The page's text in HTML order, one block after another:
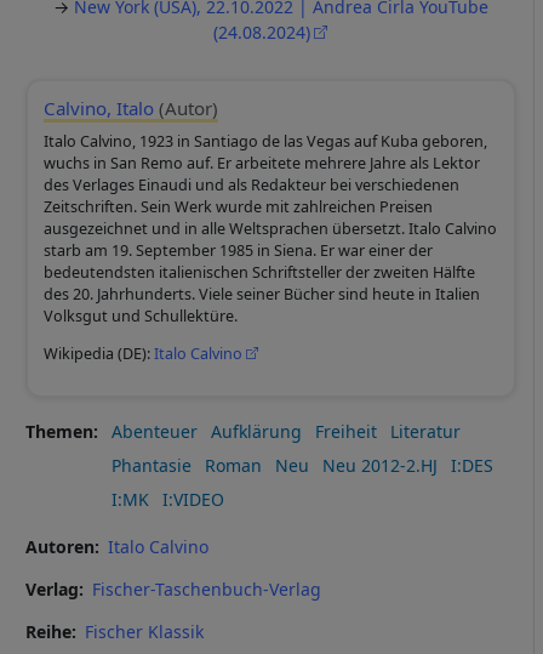
→ New York (USA), 22.10.2022 | Andrea Cirla YouTube
(24.08.2024)
Calvino, Italo (Autor)
Italo Calvino, 1923 in Santiago de las Vegas auf Kuba geboren,
wuchs in San Remo auf. Er arbeitete mehrere Jahre als Lektor
des Verlages Einaudi und als Redakteur bei verschiedenen
Zeitschriften. Sein Werk wurde mit zahlreichen Preisen
ausgezeichnet und in alle Weltsprachen übersetzt. Italo Calvino
starb am 19. September 1985 in Siena. Er war einer der
bedeutendsten italienischen Schriftsteller der zweiten Hälfte
des 20. Jahrhunderts. Viele seiner Bücher sind heute in Italien
Volksgut und Schullektüre.
Wikipedia (DE):Italo Calvino
Themen Abenteuer Aufklärung Freiheit
Literatur
Phantasie
Roman Neu Neu 2012-2.HJ
I:DES
I:MK
I:VIDEO
Autoren
Italo Calvino
Verlag
Fischer-Taschenbuch-Verlag
Reihe
Fischer Klassik